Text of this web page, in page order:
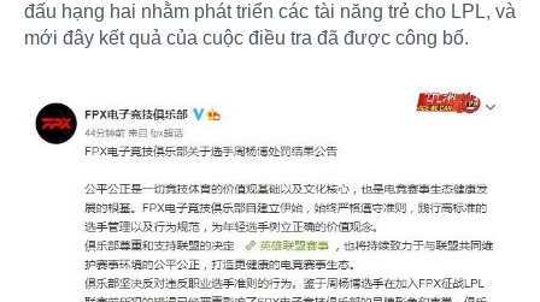
đấu hạng hai nhằm phát triển các tài năng trẻ cho LPL, và
mới đây kết quả của cuộc điều tra đã được công bố.​